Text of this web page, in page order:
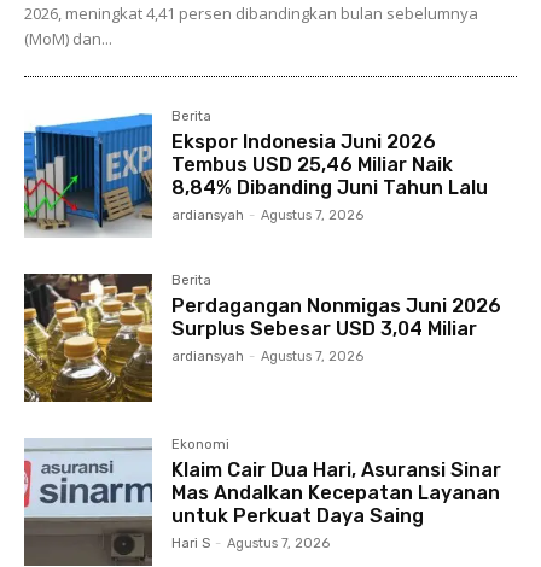
2026, meningkat 4,41 persen dibandingkan bulan sebelumnya
(MoM) dan...
Berita
Ekspor Indonesia Juni 2026
Tembus USD 25,46 Miliar Naik
8,84% Dibanding Juni Tahun Lalu
ardiansyah - Agustus 7, 2026
Berita
Perdagangan Nonmigas Juni 2026
Surplus Sebesar USD 3,04 Miliar
ardiansyah - Agustus 7, 2026
Ekonomi
Klaim Cair Dua Hari, Asuransi Sinar
Mas Andalkan Kecepatan Layanan
untuk Perkuat Daya Saing
Hari S - Agustus 7, 2026